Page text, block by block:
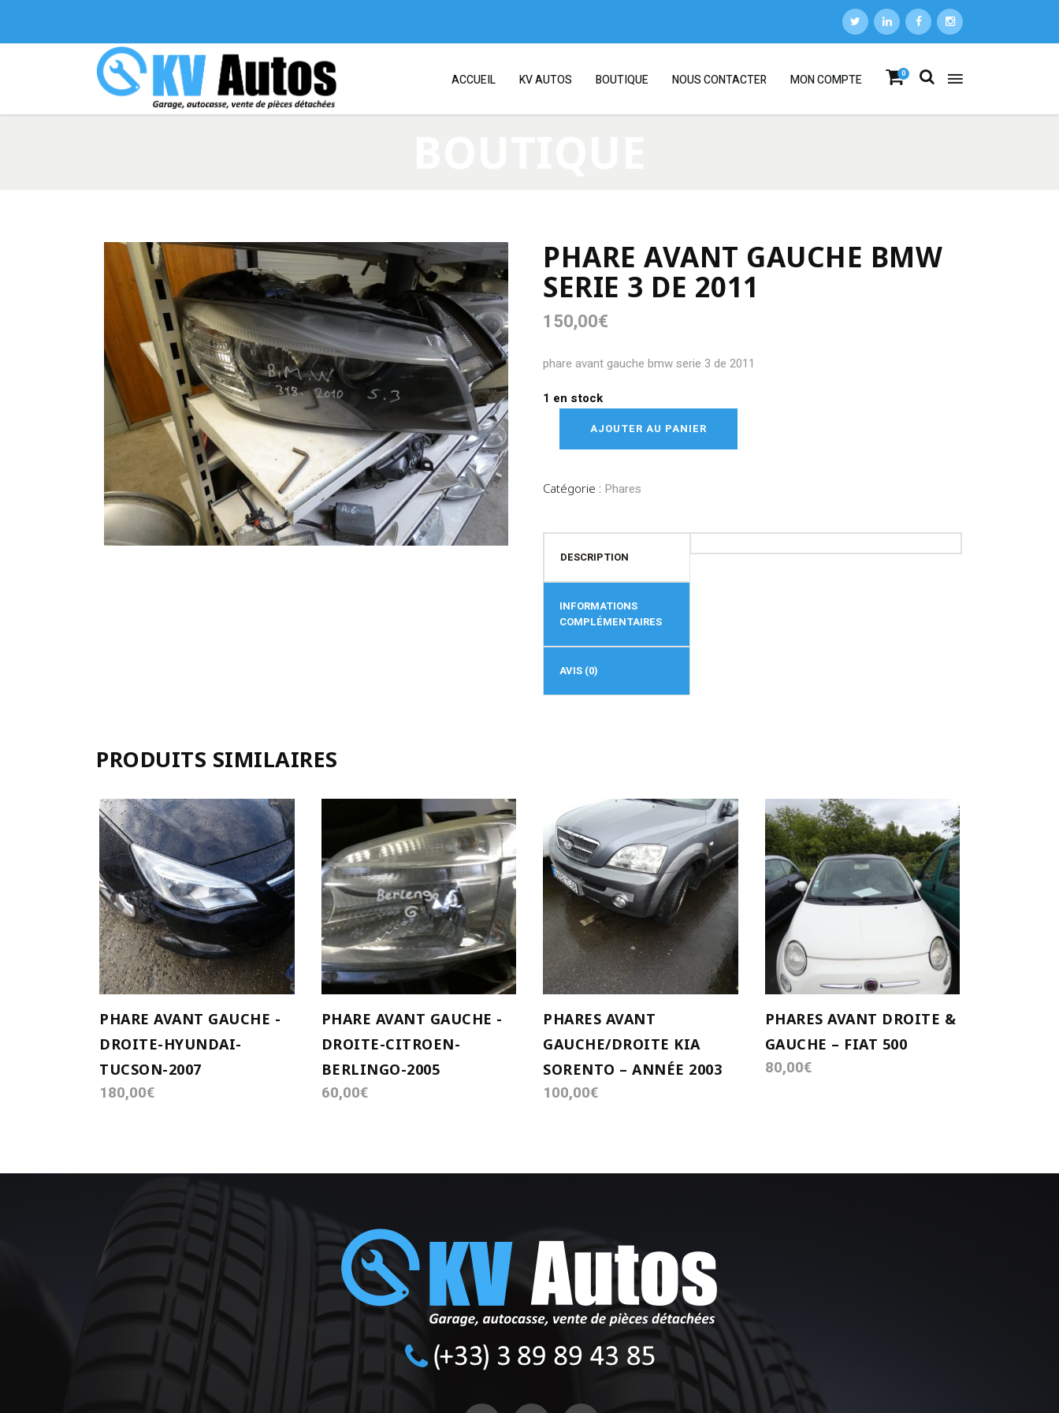
ACCUEIL KV AUTOS BOUTIQUE NOUS CONTACTER MON COMPTE 0
PHARE AVANT GAUCHE BMW
SERIE 3 DE 2011
150,00€
phare avant gauche bmw serie 3 de 2011
1 en stock
AJOUTER AU PANIER
Catégorie : Phares
DESCRIPTION
INFORMATIONS
COMPLÉMENTAIRES
AVIS (0)
PRODUITS SIMILAIRES
AJOUTER AU PANIER
PHARE AVANT GAUCHE -
DROITE-HYUNDAI-
TUCSON-2007
180,00€
AJOUTER AU PANIER
PHARE AVANT GAUCHE -
DROITE-CITROEN-
BERLINGO-2005
60,00€
AJOUTER AU PANIER
PHARES AVANT
GAUCHE/DROITE KIA
SORENTO – ANNÉE 2003
100,00€
PHARES AVANT DROITE &
GAUCHE – FIAT 500
80,00€